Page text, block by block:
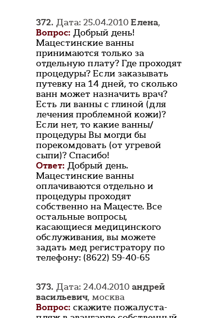
372. Дата: 25.04.2010 Елена,
Вопрос: Добрый день!
Мацестинские ванны
принимаются только за
отдельную плату? Где проходят
процедуры? Если заказывать
путевку на 14 дней, то сколько
ванн может назначить врач?
Есть ли ванны с глиной (для
лечения проблемной кожи)?
Если нет, то какие ванны/
процедуры Вы могди бы
порекомдовать (от угревой
сыпи)? Спасибо!
Ответ: Добрый день.
Мацестинские ванны
оплачиваются отдельно и
процедуры проходят
собственно на Мацесте. Все
остальные вопросы,
касающиеся медицинского
обслуживания, вы можете
задать мед регистратору по
телефону: (8622) 59-40-65
373. Дата: 24.04.2010 андрей
васильевич, москва
Вопрос: скажите пожалуста-